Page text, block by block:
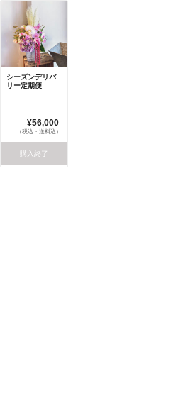
シーズンデリバ
リー定期便
¥56,000
（税込・送料込）
購入終了